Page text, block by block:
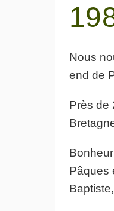
Nous
end de
Près de
Pâques